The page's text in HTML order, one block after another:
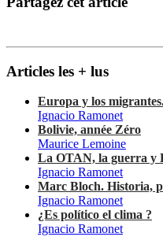
Articles les + lus
Europa y los
Ignacio Ramonet
Bolivie, année Zéro
Maurice Lemoine
La OTAN, la guerra y
Ignacio Ramonet
Marc Bloch. Historia,
Ignacio Ramonet
¿Es político el clima ?
Ignacio Ramonet